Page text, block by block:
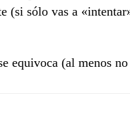
(si sólo vas a
equivoca (al menos